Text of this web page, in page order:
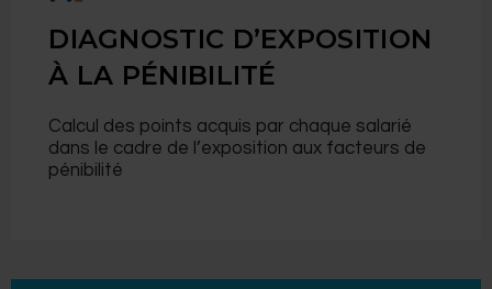
DIAGNOSTIC D’EXPOSITION
À LA PÉNIBILITÉ
Calcul des points acquis par chaque salarié
dans le cadre de l’exposition aux facteurs de
pénibilité